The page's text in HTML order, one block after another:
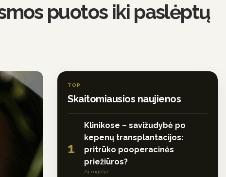
puotos iki paslėptų
TOP
Skaitomiausios naujienos
1
Klinikose – savižudybė po
kepenų transplantacijos:
pritrūko pooperacinės
priežiūros?
24 rugsėjo